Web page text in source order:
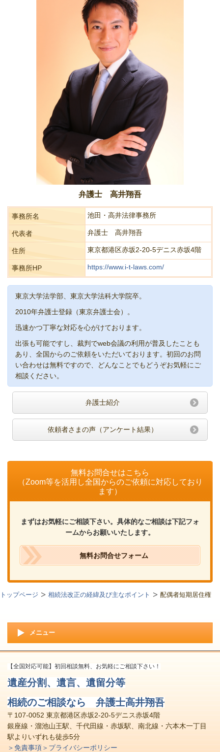
弁護士 高井翔吾
事務所名 池田・高井法律事務所
代表者 弁護士 高井翔吾
住所 東京都港区赤坂2-20-5デニス赤坂4階
事務所HP https://www.i-t-laws.com/
東京大学法学部、東京大学法科大学院卒。
2010年弁護士登録（東京弁護士会）。
迅速かつ丁寧な対応を心がけております。
出張も可能ですし、裁判でweb会議の利用が普及したことも
あり、全国からのご依頼をいただいております。初回のお問
い合わせは無料ですので、どんなことでもどうぞお気軽にご
相談ください。
弁護士紹介
依頼者さまの声（アンケート結果）
無料お問合せはこちら
（Zoom等を活用し全国からのご依頼に対応しており
ます）
まずはお気軽にご相談下さい。具体的なご相談は下記フォ
ームからお願いいたします。
無料お問合せフォーム
トップページ 相続法改正の経緯及び主なポイント 配偶者短期居住権
メニュー
【全国対応可能】初回相談無料、お気軽にご相談下さい！
遺産分割、遺言、遺留分等
相続のご相談なら 弁護士高井翔吾
〒107-0052 東京都港区赤坂2-20-5デニス赤坂4階
銀座線・溜池山王駅、千代田線・赤坂駅、南北線・六本木一丁目
駅よりいずれも徒歩5分
＞免責事項＞プライバシーポリシー